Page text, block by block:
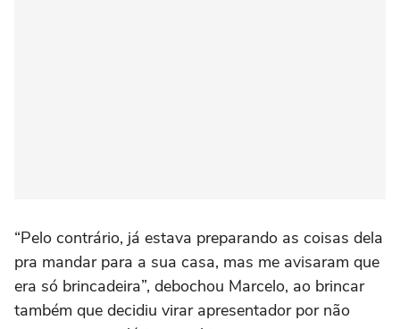
“Pelo contrário, já estava preparando as coisas dela
pra mandar para a sua casa, mas me avisaram que
era só brincadeira”, debochou Marcelo, ao brincar
também que decidiu virar apresentador por não